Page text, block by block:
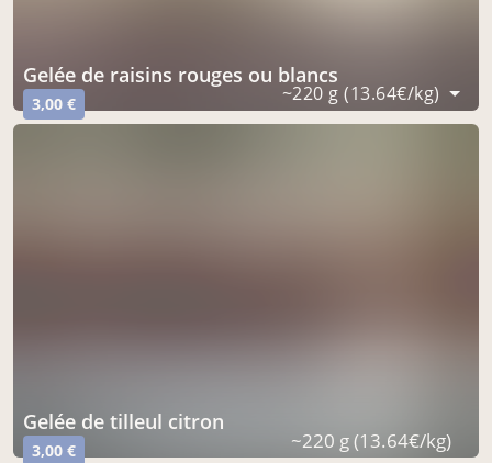
gelée de raisins rouges ou blancs
3,00 € ~220 g (13.64€/kg)
gelée de tilleul citron
3,00 € ~220 g (13.64€/kg)